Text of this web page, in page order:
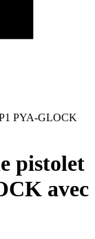
PYA-GLOCK
pistolet
avec